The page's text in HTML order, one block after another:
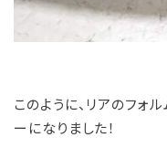
このように、リアのフォ
ーになりました！